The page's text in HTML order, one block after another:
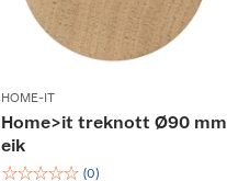
HOME-IT
Home>it treknott Ø90 mm
eik
☆☆☆☆☆ (0)